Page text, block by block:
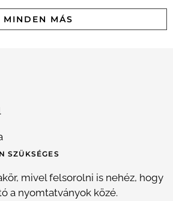
MINDEN MÁS
SZÜKSÉGES
mivel felsorolni is nehéz, hogy
a nyomtatványok közé.